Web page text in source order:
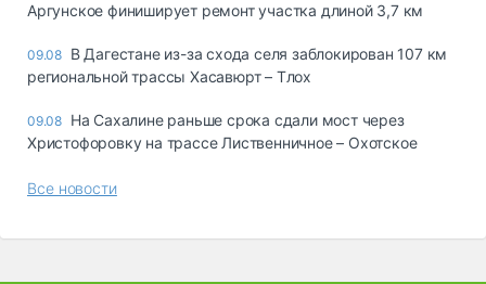
Аргунское финиширует ремонт участка длиной 3,7 км
09.08 В Дагестане из-за схода селя заблокирован 107 км
региональной трассы Хасавюрт – Тлох
09.08 На Сахалине раньше срока сдали мост через
Христофоровку на трассе Лиственничное – Охотское
Все новости